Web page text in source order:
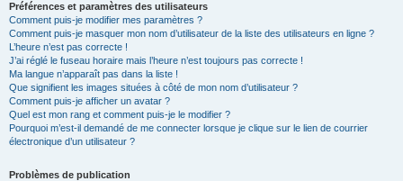
Préférences et paramètres des utilisateurs
Comment puis-je modifier mes paramètres ?
Comment puis-je masquer mon nom d’utilisateur de la liste des utilisateurs en ligne ?
L’heure n’est pas correcte !
J’ai réglé le fuseau horaire mais l’heure n’est toujours pas correcte !
Ma langue n’apparaît pas dans la liste !
Que signifient les images situées à côté de mon nom d’utilisateur ?
Comment puis-je afficher un avatar ?
Quel est mon rang et comment puis-je le modifier ?
Pourquoi m’est-il demandé de me connecter lorsque je clique sur le lien de courrier
électronique d’un utilisateur ?
Problèmes de publication